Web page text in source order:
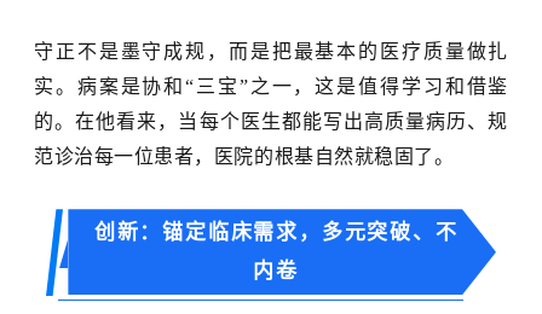
守正不是墨守成规，而是把最基本的医疗质量做扎
实。病案是协和“三宝”之一，这是值得学习和借鉴
的。在他看来，当每个医生都能写出高质量病历、规
范诊治每一位患者，医院的根基自然就稳固了。
创新：锚定临床需求，多元突破、不
内卷